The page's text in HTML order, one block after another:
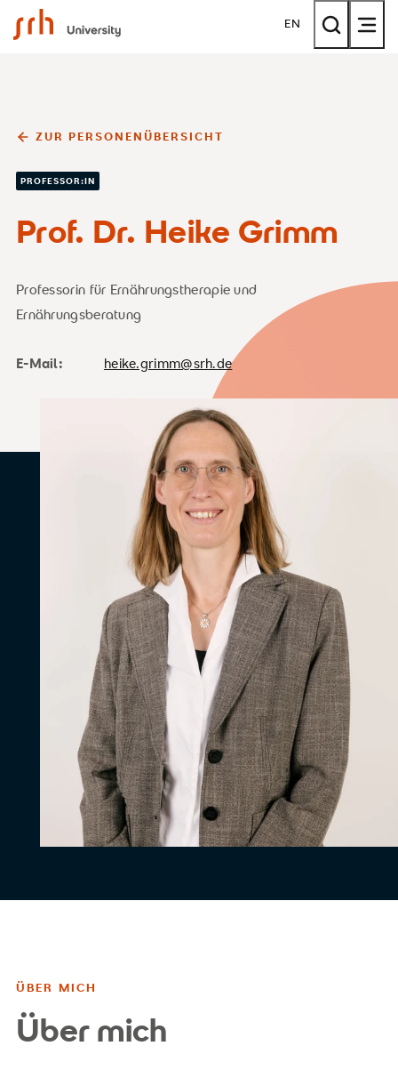
SRH University EN
ZUR PERSONENÜBERSICHT
PROFESSOR:IN
Prof. Dr. Heike Grimm
Professorin für Ernährungstherapie und
Ernährungsberatung
E-Mail: heike.grimm@srh.de
ÜBER MICH
Über mich